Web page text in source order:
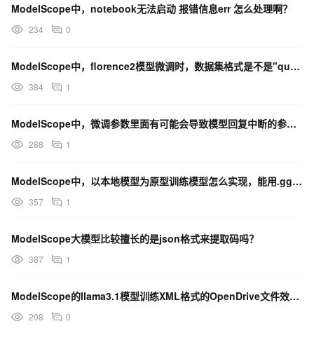
ModelScope中，notebook无法启动 报错信息err 怎么处理啊？
234 0
ModelScope中，florence2模型微调时，数据集格式是不是"query"？
384 1
ModelScope中，微调参数里面有可能会导致模型回复中断的参数或者是数据里面没有长文本的数据？
288 1
ModelScope中，以本地模型为原型训练模型怎么实现，能用.gguf格式的模型训练吗？
357 1
ModelScope大模型比较擅长的是json格式来提取码吗？
387 1
ModelScope的llama3.1模型训练XML格式的OpenDrive文件效果不理想，怎么办？
208 0